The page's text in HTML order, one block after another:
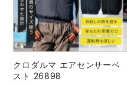
クロダルマ エアセンサーベ
スト 26898